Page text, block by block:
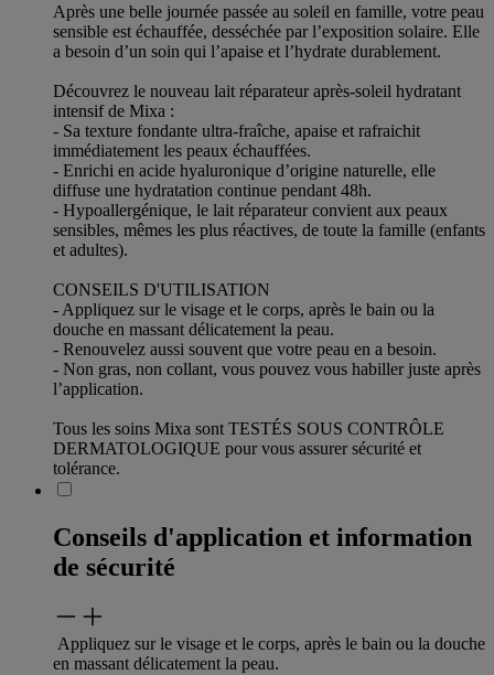
Après une belle journée passée au soleil en famille, votre peau
sensible est échauffée, desséchée par l’exposition solaire. Elle
a besoin d’un soin qui l’apaise et l’hydrate durablement.
Découvrez le nouveau lait réparateur après-soleil hydratant
intensif de Mixa :
- Sa texture fondante ultra-fraîche, apaise et rafraichit
immédiatement les peaux échauffées.
- Enrichi en acide hyaluronique d’origine naturelle, elle
diffuse une hydratation continue pendant 48h.
- Hypoallergénique, le lait réparateur convient aux peaux
sensibles, mêmes les plus réactives, de toute la famille (enfants
et adultes).
CONSEILS D'UTILISATION
- Appliquez sur le visage et le corps, après le bain ou la
douche en massant délicatement la peau.
- Renouvelez aussi souvent que votre peau en a besoin.
- Non gras, non collant, vous pouvez vous habiller juste après
l’application.
Tous les soins Mixa sont TESTÉS SOUS CONTRÔLE
DERMATOLOGIQUE pour vous assurer sécurité et
tolérance.
Conseils d'application et information
de sécurité
Appliquez sur le visage et le corps, après le bain ou la douche
en massant délicatement la peau.